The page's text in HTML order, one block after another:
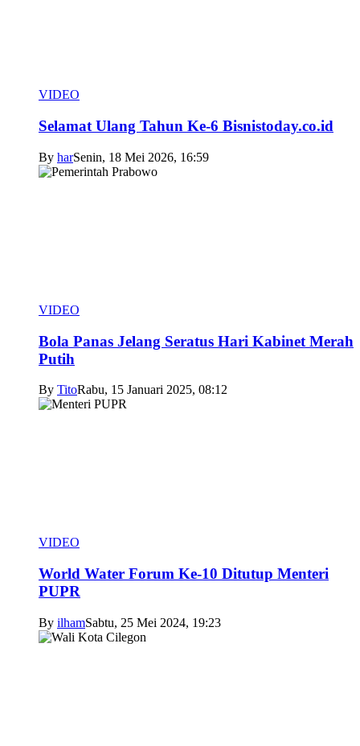
VIDEO
Selamat Ulang Tahun Ke-6 Bisnistoday.co.id
By harSenin, 18 Mei 2026, 16:59
VIDEO
Bola Panas Jelang Seratus Hari Kabinet Merah
Putih
By TitoRabu, 15 Januari 2025, 08:12
VIDEO
World Water Forum Ke-10 Ditutup Menteri
PUPR
By ilhamSabtu, 25 Mei 2024, 19:23